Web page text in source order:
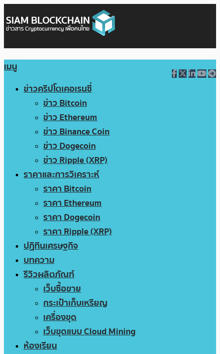
เมนู
ข่าวคริปโตเคอเรนซี่
ข่าว Bitcoin
ข่าว Ethereum
ข่าว Binance Coin
ข่าว Dogecoin
ข่าว Ripple (XRP)
ราคาและการวิเคราะห์
ราคา Bitcoin
ราคา Ethereum
ราคา Dogecoin
ราคา Ripple (XRP)
ปฏิทินเศรษฐกิจ
บทความ
รีวิวผลิตภัณฑ์
เว็บซื้อขาย
กระเป๋าเก็บเหรียญ
เครื่องขุด
เว็บขุดแบบ Cloud Mining
ห้องเรียน